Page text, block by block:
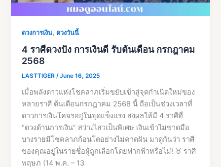
ดวงการเงิน,ดวงวันนี้
4 ราศีดวงปัง การเงินดี รับต้นเดือน กรกฎาคม
2568
LASTTIGER/June 16, 2025
เมื่อพลังดาวแห่งโชคลาภเริ่มขยับเข้าสู่จุดกำเนิดใหม่ของ
หลายราศี ต้นเดือนกรกฎาคม 2568 นี้ ถือเป็นช่วงเวลาที่
ดาวการเงินโคจรอยู่ในจุดแข็งแรง ส่งผลให้มี 4 ราศีที่
“ดวงด้านการเงิน” สว่างไสวเป็นพิเศษ เงินเข้าไม่ขาดมือ
บางรายมีโชคลาภก้อนโตอย่างไม่คาดฝัน มาดูกันว่า ราศี
ของคุณอยู่ในรายชื่อผู้ถูกเลือกโดยฟากฟ้าหรือไม่! ♉ ราศี
พฤษภ (14 พ.ค. – 13